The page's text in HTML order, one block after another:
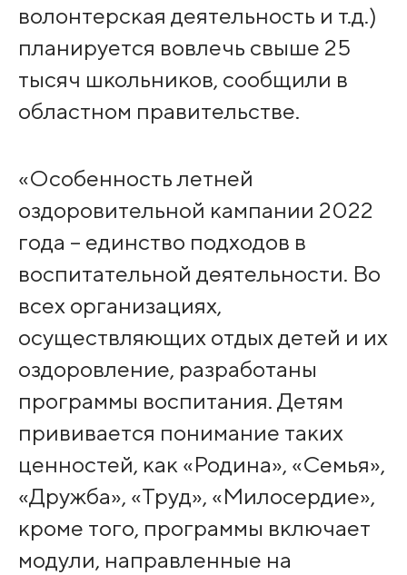
волонтерская деятельность и т.д.)
планируется вовлечь свыше 25
тысяч школьников, сообщили в
областном правительстве.
«Особенность летней
оздоровительной кампании 2022
года – единство подходов в
воспитательной деятельности. Во
всех организациях,
осуществляющих отдых детей и их
оздоровление, разработаны
программы воспитания. Детям
прививается понимание таких
ценностей, как «Родина», «Семья»,
«Дружба», «Труд», «Милосердие»,
кроме того, программы включает
модули, направленные на